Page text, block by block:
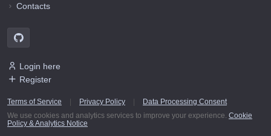
Contacts
Login here
Register
Terms of Service Privacy Policy
Data Processing Consent
We use cookies and analytics services to improve your experience. Cookie
Policy & Analytics Notice